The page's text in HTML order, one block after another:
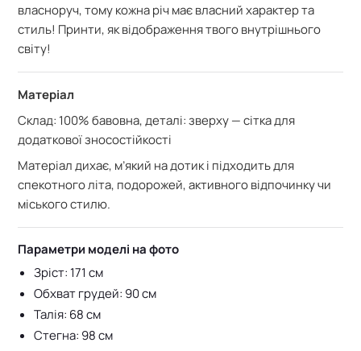
власноруч, тому кожна річ має власний характер та
стиль! Принти, як відображення твого внутрішнього
світу!
Матеріал
Склад: 100% бавовна, деталі: зверху — сітка для
додаткової зносостійкості
Матеріал дихає, м’який на дотик і підходить для
спекотного літа, подорожей, активного відпочинку чи
міського стилю.
Параметри моделі на фото
Зріст: 171 см
Обхват грудей: 90 см
Талія: 68 см
Стегна: 98 см